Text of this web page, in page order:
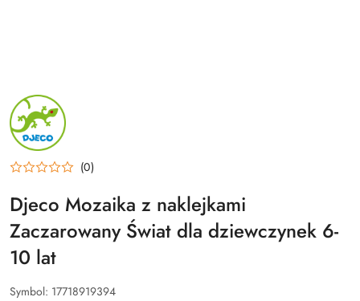
NAZWA
PRODUCENTA:
DJECO
(0)
Djeco Mozaika z naklejkami
Zaczarowany Świat dla dziewczynek 6-
10 lat
Symbol: 17718919394